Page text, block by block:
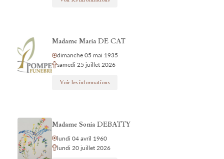
Madame Maria DE CAT
dimanche 05 mai 1935
samedi 25 juillet 2026
Voir les informations
Madame Sonia DEBATTY
lundi 04 avril 1960
lundi 20 juillet 2026